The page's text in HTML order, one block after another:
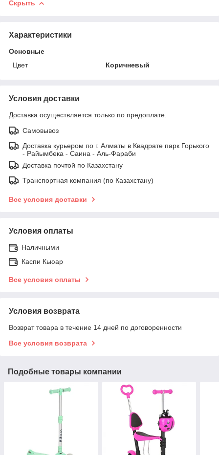
Скрыть
Характеристики
Основные
Цвет
Коричневый
Условия доставки
Доставка осуществляется только по предоплате.
Самовывоз
Доставка курьером по г. Алматы в Квадрате парк Горького
- Райымбека - Саина - Аль-Фараби
Доставка почтой по Казахстану
Транспортная компания (по Казахстану)
Все условия доставки
Условия оплаты
Наличными
Каспи Кьюар
Все условия оплаты
Условия возврата
Возврат товара в течение 14 дней по договоренности
Все условия возврата
Подобные товары компании